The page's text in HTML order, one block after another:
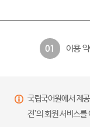
01 이용
국립국어원에서 제
전’의 회원 서비스